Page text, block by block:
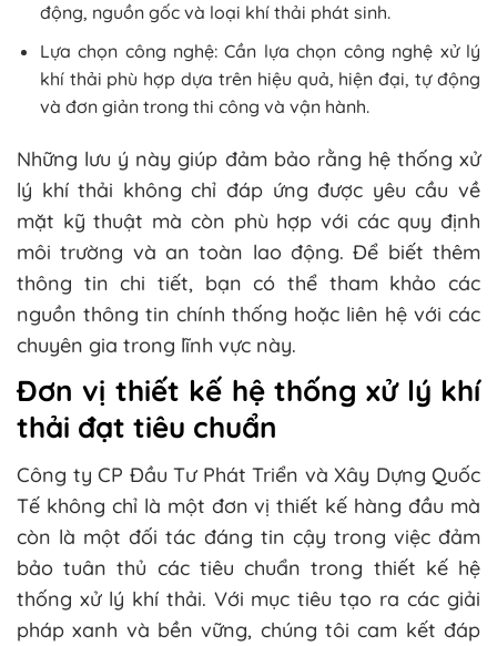
động, nguồn gốc và loại khí thải phát sinh.
Lựa chọn công nghệ: Cần lựa chọn công nghệ xử lý
khí thải phù hợp dựa trên hiệu quả, hiện đại, tự động
và đơn giản trong thi công và vận hành.
Những lưu ý này giúp đảm bảo rằng hệ thống xử
lý khí thải không chỉ đáp ứng được yêu cầu về
mặt kỹ thuật mà còn phù hợp với các quy định
môi trường và an toàn lao động. Để biết thêm
thông tin chi tiết, bạn có thể tham khảo các
nguồn thông tin chính thống hoặc liên hệ với các
chuyên gia trong lĩnh vực này.
Đơn vị thiết kế hệ thống xử lý khí
thải đạt tiêu chuẩn
Công ty CP Đầu Tư Phát Triển và Xây Dựng Quốc
Tế không chỉ là một đơn vị thiết kế hàng đầu mà
còn là một đối tác đáng tin cậy trong việc đảm
bảo tuân thủ các tiêu chuẩn trong thiết kế hệ
thống xử lý khí thải. Với mục tiêu tạo ra các giải
pháp xanh và bền vững, chúng tôi cam kết đáp